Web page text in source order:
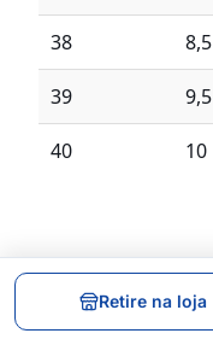
38 8,5
39 9,5
40 10
Retire na loja